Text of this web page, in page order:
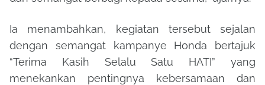
Ia menambahkan, kegiatan tersebut sejalan
dengan semangat kampanye Honda bertajuk
“Terima Kasih Selalu Satu HATI” yang
menekankan pentingnya kebersamaan dan